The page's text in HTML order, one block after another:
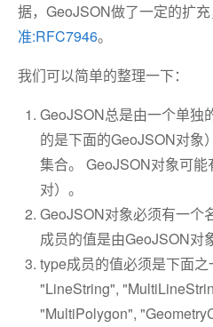
据，GeoJSON做了一定的扩
准:RFC7946。
我们可以简单的整理一下：
GeoJSON总是由一个单独
的是下面的GeoJSON对象
集合。 GeoJSON对象可
对）。
GeoJSON对象必须有一个
成员的值是由GeoJSON对
type成员的值必须是下面
"LineString",
"MultiPolygon",